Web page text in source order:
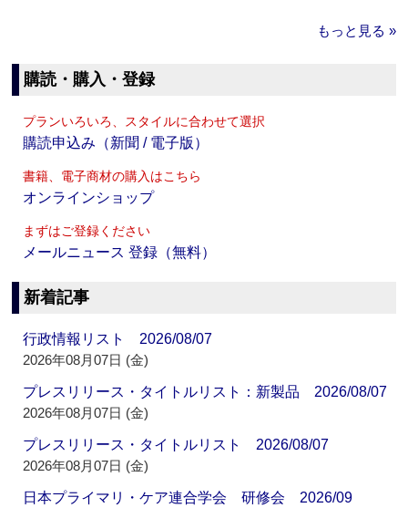
もっと見る »
購読・購入・登録
プランいろいろ、スタイルに合わせて選択
購読申込み（新聞 / 電子版）
書籍、電子商材の購入はこちら
オンラインショップ
まずはご登録ください
メールニュース 登録（無料）
新着記事
行政情報リスト 2026/08/07
2026年08月07日 (金)
プレスリリース・タイトルリスト：新製品 2026/08/07
2026年08月07日 (金)
プレスリリース・タイトルリスト 2026/08/07
2026年08月07日 (金)
日本プライマリ・ケア連合学会 研修会 2026/09